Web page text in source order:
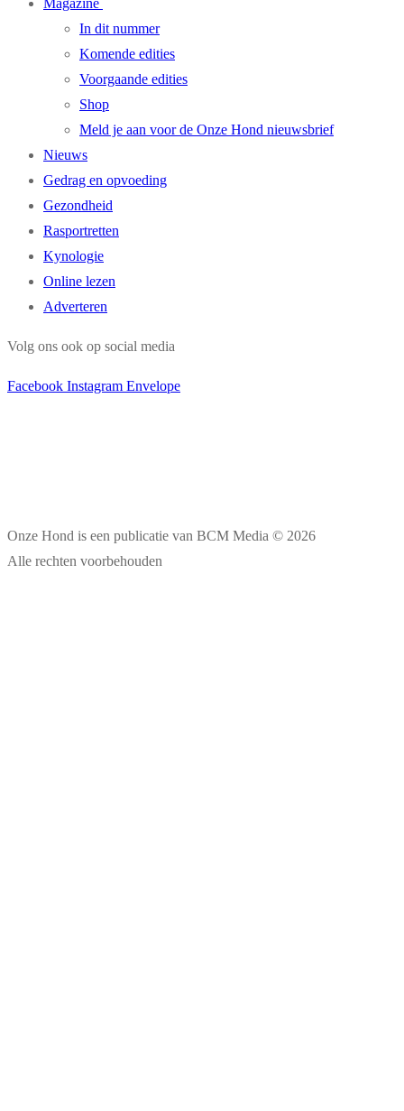
In dit nummer
Komende edities
Voorgaande edities
Shop
Meld je aan voor de Onze Hond nieuwsbrief
Nieuws
Gedrag en opvoeding
Gezondheid
Rasportretten
Kynologie
Online lezen
Adverteren
Volg ons ook op social media
Facebook Instagram Envelope
Onze Hond is een publicatie van BCM Media © 2026
Alle rechten voorbehouden